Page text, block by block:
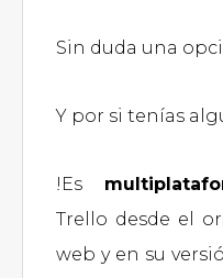
Sin duda una
Y por si tenías
!Es
Trello desde el
web y en su